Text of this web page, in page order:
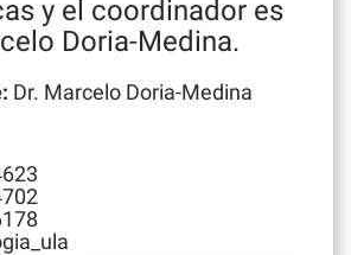
y el coordinador es
Doria-Medina.
Dr. Marcelo Doria-Medina